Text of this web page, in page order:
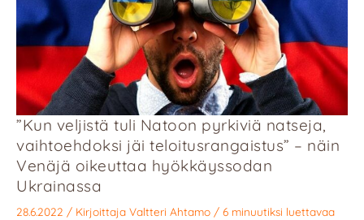
”Kun veljistä tuli Natoon pyrkiviä natseja,
vaihtoehdoksi jäi teloitusrangaistus” – näin
Venäjä oikeuttaa hyökkäyssodan
Ukrainassa
28.6.2022 / Kirjoittaja Valtteri Ahtamo / 6 minuutiksi luettavaa